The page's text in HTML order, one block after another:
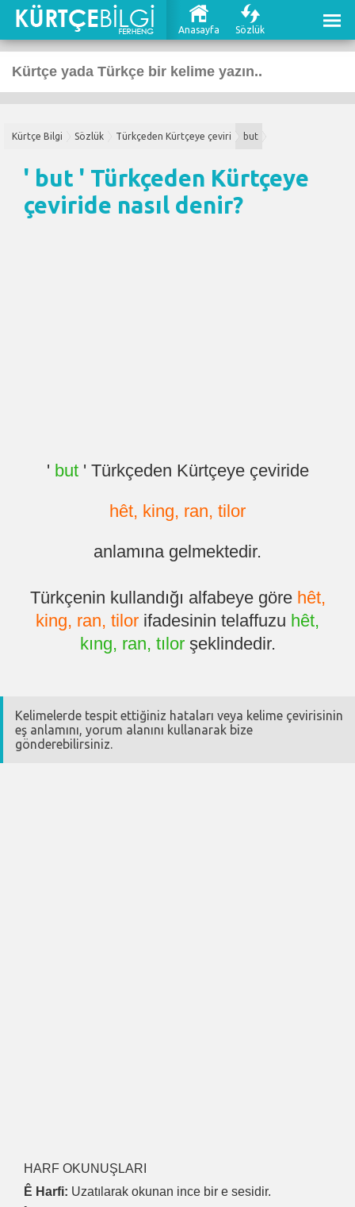
Anasayfa Sözlük
Kürtçe Bilgi Sözlük Türkçeden Kürtçeye çeviri but
' but ' Türkçeden Kürtçeye
çeviride nasıl denir?
' but' Türkçeden Kürtçeye çeviride
hêt, king, ran, tilor
anlamına gelmektedir.
Türkçenin kullandığı alfabeye göre hêt,
king, ran, tilor ifadesinin telaffuzu hêt,
kıng, ran, tılorşeklindedir.
Kelimelerde tespit ettiğiniz hataları veya kelime çevirisinin
eş anlamını, yorum alanını kullanarak bize
gönderebilirsiniz.
HARF OKUNUŞLARI
Ê Harfi: Uzatılarak okunan ince bir e sesidir.